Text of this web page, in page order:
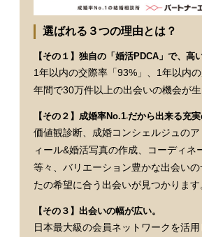
選ばれる３つの理由とは？
【その１】独自の「婚活PDCA」で、高
1年以内の交際率「93%」、1年以内の
年間で30万件以上の出会いの機会が生
【その２】成婚率No.1※だから出来る充
価値観診断、成婚コンシェルジュの
ィール&婚活写真の作成、コーディネ
等々、バリエーション豊かな出会い
たの希望に合う出会いが見つかります
【その３】出会いの幅が広い。
日本最大級の会員ネットワークを活